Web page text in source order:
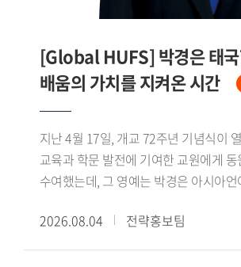
[Global HUFS] 박경은 태
배움의 가치를 지켜온 시간
지난 4월 17일, 개교 72주년 기념식이
교육과 학문 발전에 기여한 교원에게
수여했는데, 그 영예는 박경은 아시아
헌신해온 박경은 교수를 만나 빛나는 교
2026.08.04 전략홍보팀